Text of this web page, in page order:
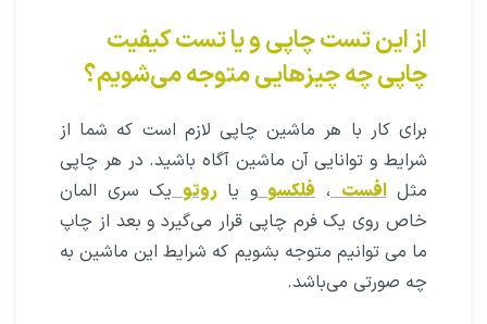
از این تست چاپی و یا تست کیفیت
چاپی چه چیزهایی متوجه می‌شویم؟
برای کار با هر ماشین چاپی لازم است که شما از
شرایط و توانایی آن ماشین آگاه باشید. در هر چاپی
مثلافست ،فلکسو و یا روتو یک سری المان
خاص روی یک فرم چاپی قرار می‌گیرد و بعد از چاپ
ما می توانیم متوجه بشویم که شرایط این ماشین به
چه صورتی می‌باشد.